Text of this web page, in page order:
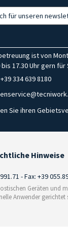
für unseren
ist von
17.30 Uhr gern für
334 639 8180
Sie ihren
Hinweise
- Fax: +39
Geräten und
Anwender gerichtet